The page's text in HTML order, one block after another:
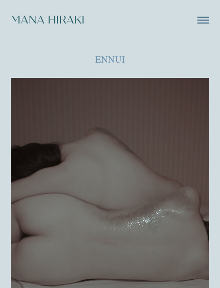
MANA HIRAKI
ENNUI